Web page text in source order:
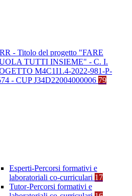
- Titolo del progetto "FARE
TUTTI INSIEME" - C. I.
M4C1I1.4-2022-981-P-
- CUP J34D22004000006 79
Esperti-Percorsi formativi e
laboratoriali co-curriculari 17
Tutor-Percorsi formativi e